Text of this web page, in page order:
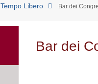
Tempo Libero Bar dei
Bar dei